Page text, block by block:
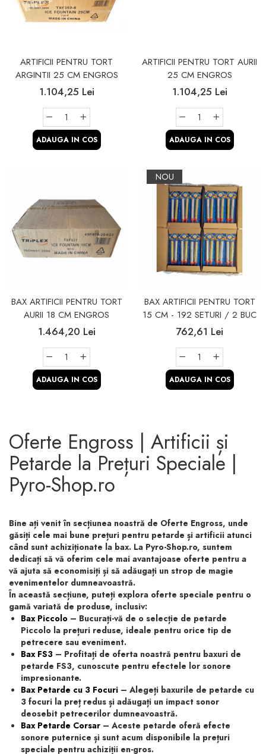
ARTIFICII PENTRU TORT
ARGINTII 25 CM ENGROS
1.104,25 Lei
ADAUGA IN COS
ARTIFICII PENTRU TORT AURII
25 CM ENGROS
1.104,25 Lei
ADAUGA IN COS
BAX ARTIFICII PENTRU TORT
AURII 18 CM ENGROS
1.464,20 Lei
ADAUGA IN COS
NOU
BAX ARTIFICII PENTRU TORT
15 CM - 192 SETURI / 2 BUC
762,61 Lei
ADAUGA IN COS
Oferte Engross | Artificii și
Petarde la Prețuri Speciale |
Pyro-Shop.ro
Bine ați venit în secțiunea noastră de Oferte Engross, unde
găsiți cele mai bune prețuri pentru petarde și artificii atunci
când sunt achiziționate la bax. La Pyro-Shop.ro, suntem
dedicați să vă oferim cele mai avantajoase oferte pentru a
vă ajuta să economisiți și să adăugați un strop de magie
evenimentelor dumneavoastră.
În această secțiune, puteți explora oferte speciale pentru o
gamă variată de produse, inclusiv:
Bax Piccolo – Bucurați-vă de o selecție de petarde
Piccolo la prețuri reduse, ideale pentru orice tip de
petrecere sau eveniment.
Bax FS3 – Profitați de oferta noastră pentru baxuri de
petarde FS3, cunoscute pentru efectele lor sonore
impresionante.
Bax Petarde cu 3 Focuri – Alegeți baxurile de petarde cu
3 focuri la preț redus și adăugați un impact sonor
deosebit petrecerilor dumneavoastră.
Bax Petarde Corsar – Aceste petarde oferă efecte
sonore puternice și sunt acum disponibile la prețuri
speciale pentru achiziții en-gros.